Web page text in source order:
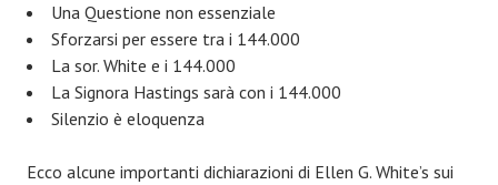
Una Questione non essenziale
Sforzarsi per essere tra i 144.000
La sor. White e i 144.000
La Signora Hastings sarà con i 144.000
Silenzio è eloquenza
Ecco alcune importanti dichiarazioni di Ellen G. White’s sui